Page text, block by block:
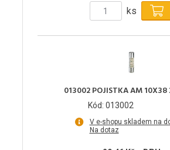
ks
013002 POJISTKA AM
Kód: 013002
V e-shopu skladem na
Na dotaz